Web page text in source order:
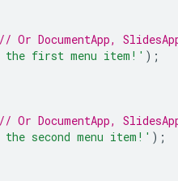
// Or DocumentApp,
the first menu item!' );
// Or DocumentApp,
second menu item!' );